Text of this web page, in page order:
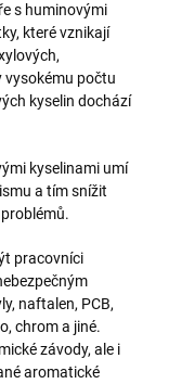
s huminovými
které vznikají
vysokému počtu
kyselin dochází
kyselinami umí
a tím snížit
pracovníci
naftalen, PCB,
chrom a jiné.
závody, ale i
aromatické